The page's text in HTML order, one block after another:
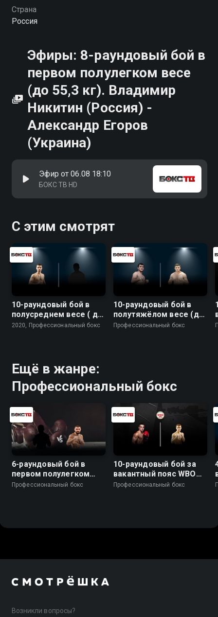
Страна
Россия
Эфиры: 8-раундовый бой в
первом полулегком весе
(до 55,3 кг). Владимир
Никитин (Россия) -
Александр Егоров
(Украина)
Эфир от 06.08 18:10
БОКС ТВ HD
С этим смотрят
10-раундовый бой в
полусреднем весе ( до
66,7 кг)
2020, Профессиональный бокс
10-раундовый бой в
полутяжёлом весе (до
79,4 кг)
Профессиональный бокс
Ещё в жанре:
Профессиональный бокс
6-раундовый бой в
первом полулегком
весе (до 55,3 кг). Бахыт
Профессиональный бокс
10-раундовый бой за
вакантный пояс WBO
Inter-Continental в
Профессиональный бокс
Возникли вопросы?